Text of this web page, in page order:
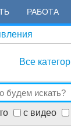
РАБОТА
Все
с видео